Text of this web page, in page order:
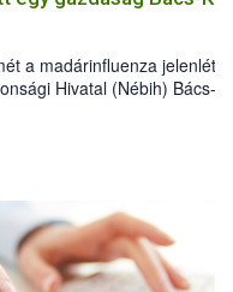
a madárinfluenza jelenlétét
Hivatal (Nébih) Bács-
hatóság kijelölte a
az érintett